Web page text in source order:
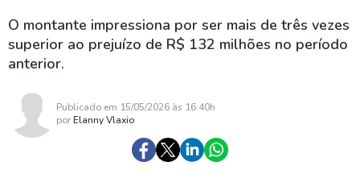
O montante impressiona por ser mais de três vezes
superior ao prejuízo de R$ 132 milhões no período
anterior.
Publicado em 15/05/2026 às 16:40h
porElanny Vlaxio